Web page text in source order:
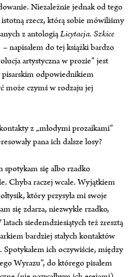
Niezależnie jednak od tego
rzecz, którą sobie mówiliśmy
z antologiąLicytacja. Szkice
napisałem do tej książki bardzo
artystyczna w prozie” jest
odpowiednikiem
może czymś w rodzaju jej
z „młodymi prozaikami”
pana ich dalsze losy?
spotykam się albo rzadko
Chyba raczej wcale. Wyjątkiem
który przysyła mi swoje
się zdarza, niezwykle rzadko,
siedemdziesiątych też zresztą
bardziej stałych kontaktów
Spotykałem ich oczywiście, między
Wyrazu”, do którego pisałem